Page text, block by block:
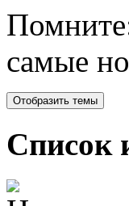
самые
Список